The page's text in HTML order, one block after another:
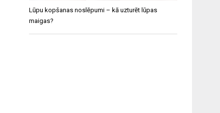
Lūpu kopšanas noslēpumi – kā uzturēt lūpas
maigas?